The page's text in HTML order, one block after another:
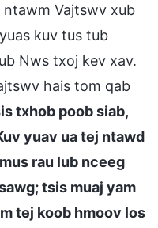
Vajtswv xub
kuv tus tub
Nws txoj kev xav.
hais tom qab
txhob poob siab,
yuav ua tej ntawd
rau lub nceeg
tsis muaj yam
tej koob hmoov los